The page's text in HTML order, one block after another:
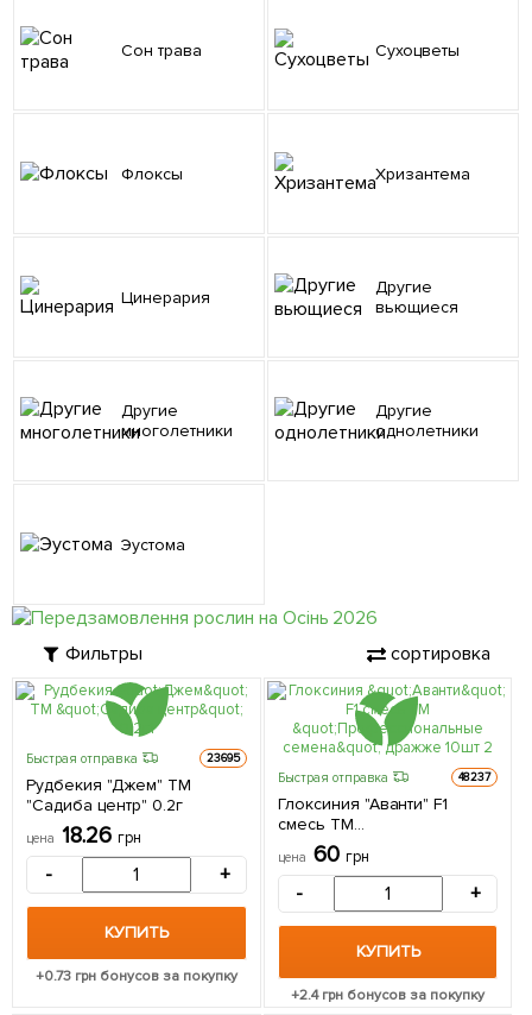
Сон трава Сухоцветы
Флоксы Хризантема
Цинерария
Другие
вьющиеся
Другие
многолетники
Другие
однолетники
Эустома
Фильтры сортировка
Быстрая отправка 23695
Рудбекия "Джем" ТМ
"Садиба центр" 0.2г
цена 18.26 грн
- +
КУПИТЬ
+0.73 грн бонусов за покупку
Быстрая отправка 48237
Глоксиния "Аванти" F1
смесь ТМ
"Профессиональные
семена" дражже 10шт
цена 60 грн
- +
КУПИТЬ
+2.4грн бонусов за покупку